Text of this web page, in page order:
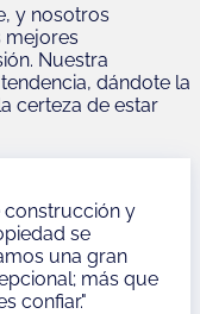
y nosotros
mejores
Nuestra
dándote la
certeza de estar
construcción y
se
una gran
más que
confiar."